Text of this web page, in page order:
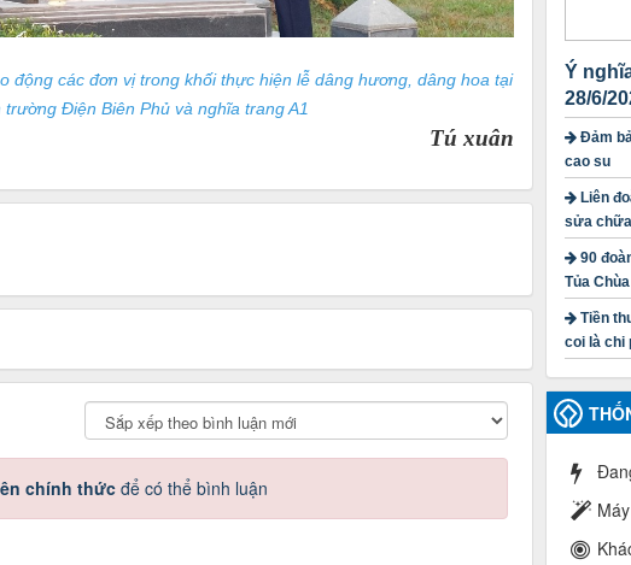
động các đơn vị trong khối thực hiện lễ dâng hương, dâng hoa tại
Điện Biên Phủ và nghĩa trang A1
xuân
chính thức để có thể bình luận
Thời
lượt
1754/
Quyết
ban
dựng
đoàn
Thời
lượt
3716/
Công
nhập,
Thời
lượt
60/
Thông
tài
Biên
Thời
lượt
Ý
28/6/
Đảm
cao su
Liên
sửa chữa
90
Tủa
Tiền
coi là